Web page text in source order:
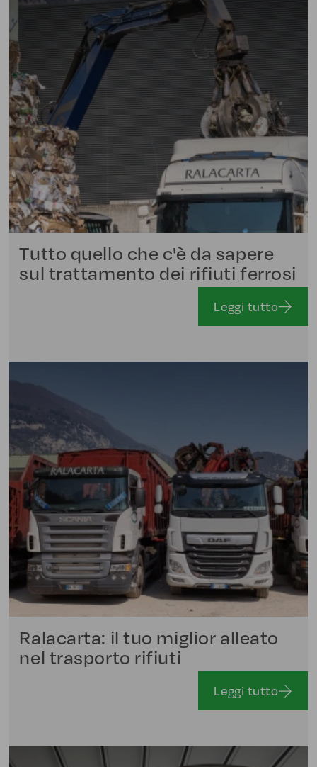
Tutto quello che c'è da sapere
sul trattamento dei rifiuti ferrosi
Leggi tutto
Ralacarta: il tuo miglior alleato
nel trasporto rifiuti
Leggi tutto